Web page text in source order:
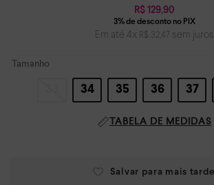
R$ 129,90
Em até 4x R$ 32,47 sem juros
Tamanho
34 35 36 37
TABELA DE MEDIDAS